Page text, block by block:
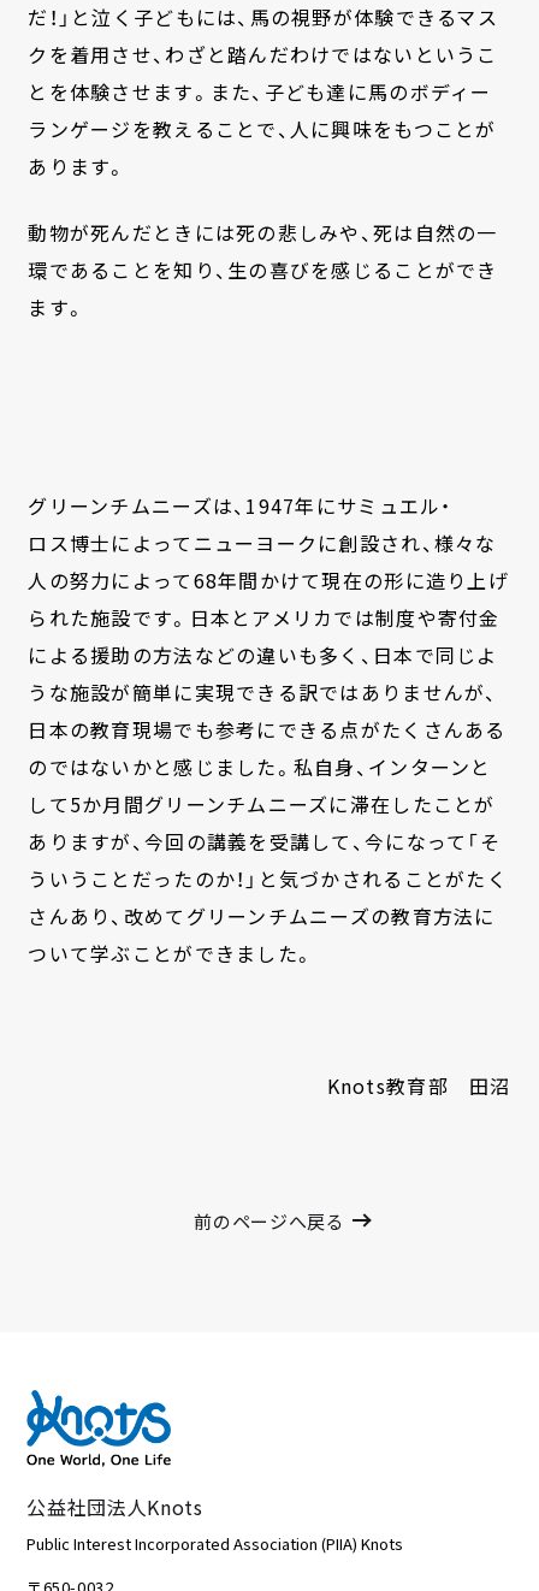
だ！」と泣く子どもには、馬の視野が体験できるマス
クを着用させ、わざと踏んだわけではないというこ
とを体験させます。また、子ども達に馬のボディー
ランゲージを教えることで、人に興味をもつことが
あります。
動物が死んだときには死の悲しみや、死は自然の一
環であることを知り、生の喜びを感じることができ
ます。
グリーンチムニーズは、1947年にサミュエル・
ロス博士によってニューヨークに創設され、様々な
人の努力によって68年間かけて現在の形に造り上げ
られた施設です。日本とアメリカでは制度や寄付金
による援助の方法などの違いも多く、日本で同じよ
うな施設が簡単に実現できる訳ではありませんが、
日本の教育現場でも参考にできる点がたくさんある
のではないかと感じました。私自身、インターンと
して5か月間グリーンチムニーズに滞在したことが
ありますが、今回の講義を受講して、今になって「そ
ういうことだったのか！」と気づかされることがたく
さんあり、改めてグリーンチムニーズの教育方法に
ついて学ぶことができました。
Knots教育部 田沼
前のページへ戻る
公益社団法人Knots
Public Interest Incorporated Association (PIIA) Knots